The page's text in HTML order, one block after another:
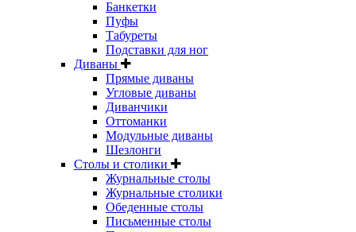
Банкетки
Пуфы
Табуреты
Подставки для ног
Диваны
Прямые диваны
Угловые диваны
Диванчики
Оттоманки
Модульные диваны
Шезлонги
Столы и столики
Журнальные столы
Журнальные столики
Обеденные столы
Письменные столы